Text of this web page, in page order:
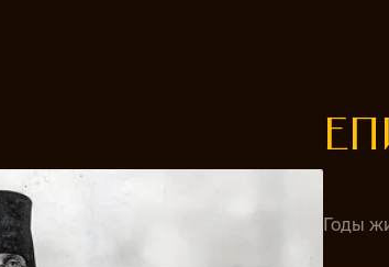
Годы